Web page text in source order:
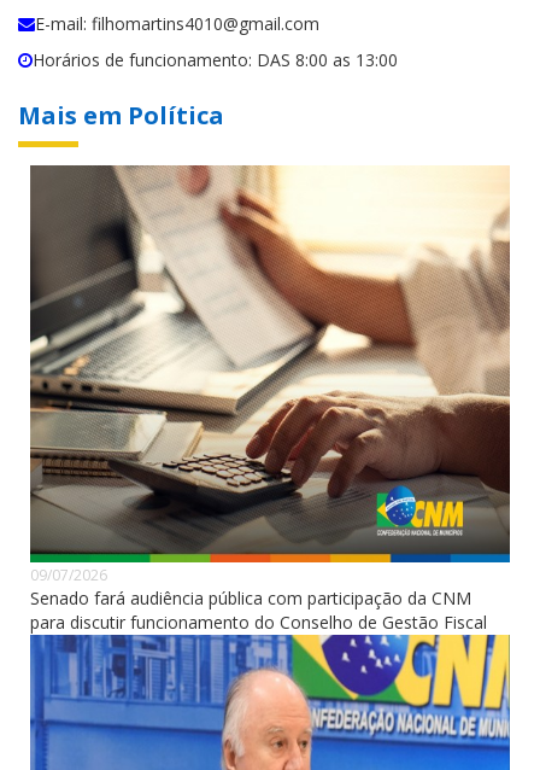
E-mail: filhomartins4010@gmail.com
Horários de funcionamento: DAS 8:00 as 13:00
Mais em Política
09/07/2026
Senado fará audiência pública com participação da CNM
para discutir funcionamento do Conselho de Gestão Fiscal